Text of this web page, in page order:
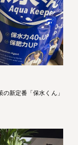
新定番「保水くん」